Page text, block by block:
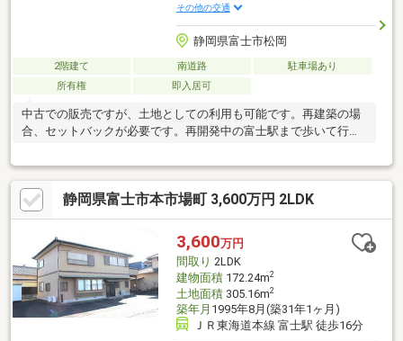
その他の交通
静岡県富士市松岡
2階建て 南道路
駐車場あり
所有権
即入居可
中古での販売ですが、土地としての利用も可能です。再建築の場
合、セットバックが必要です。再開発中の富士駅まで歩いて行け
静岡県富士市本市場町 3,600万円 2LDK
3,600万円
間取り 2LDK
建物面積172.24m2
土地面積305.16m2
築年月 1995年8月(築31年1ヶ月)
ＪＲ東海道本線 富士駅 徒歩16分